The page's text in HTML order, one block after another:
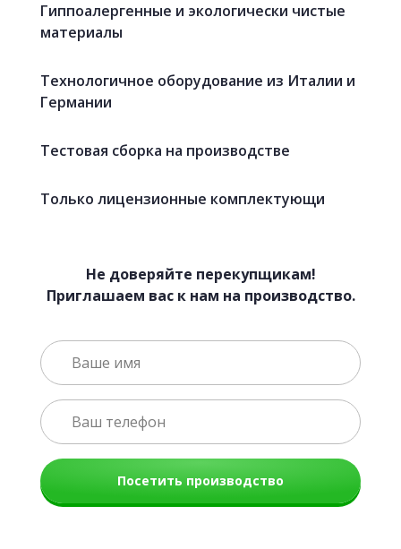
Гиппоалергенные и экологически чистые
материалы
Технологичное оборудование из Италии и
Германии
Тестовая сборка на производстве
Только лицензионные комплектующи
Не доверяйте перекупщикам!
Приглашаем вас к нам на производство.
Посетить производство